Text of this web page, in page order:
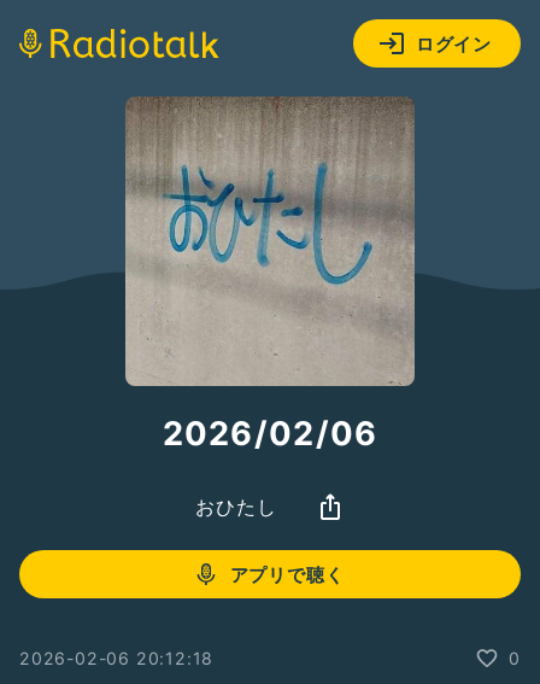
ログイン
2026/02/06
おひたし
アプリで聴く
2026-02-06 20:12:18 0